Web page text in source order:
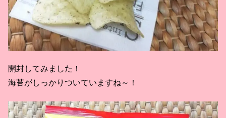
開封してみました！
海苔がしっかりついていますね～！